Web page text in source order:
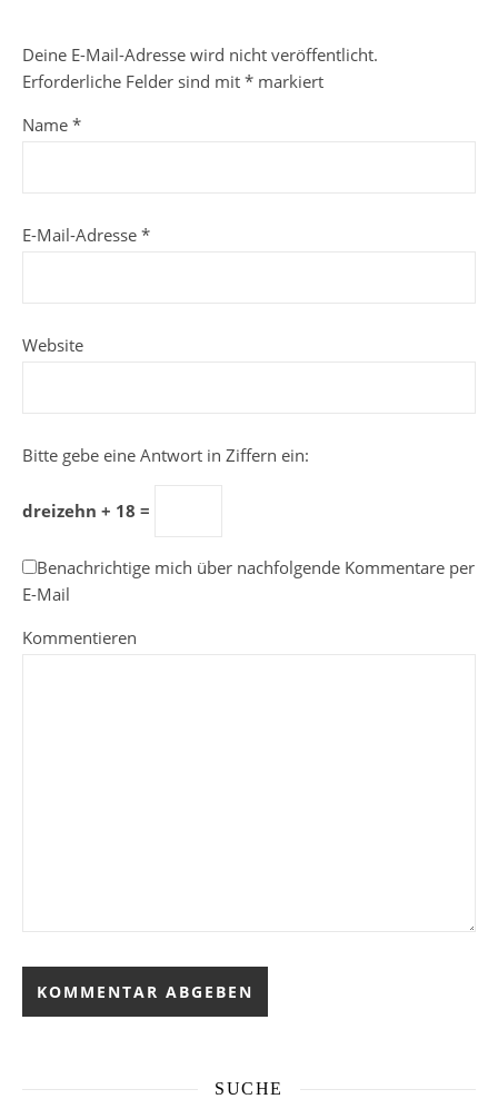
Deine E-Mail-Adresse wird nicht veröffentlicht.
Erforderliche Felder sind mit * markiert
Name *
E-Mail-Adresse *
Website
Bitte gebe eine Antwort in Ziffern ein:
dreizehn + 18 =
Benachrichtige mich über nachfolgende Kommentare per
E-Mail
Kommentieren
SUCHE